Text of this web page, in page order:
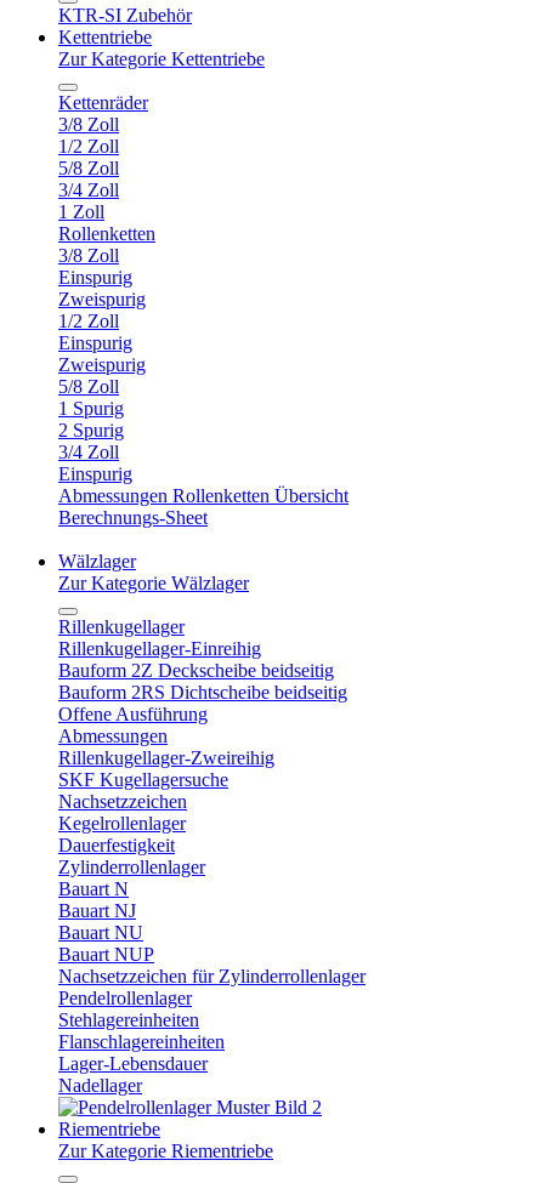
KTR-SI Zubehör
Kettentriebe
Zur Kategorie Kettentriebe
Kettenräder
3/8 Zoll
1/2 Zoll
5/8 Zoll
3/4 Zoll
1 Zoll
Rollenketten
3/8 Zoll
Einspurig
Zweispurig
1/2 Zoll
Einspurig
Zweispurig
5/8 Zoll
1 Spurig
2 Spurig
3/4 Zoll
Einspurig
Abmessungen Rollenketten Übersicht
Berechnungs-Sheet
Wälzlager
Zur Kategorie Wälzlager
Rillenkugellager
Rillenkugellager-Einreihig
Bauform 2Z Deckscheibe beidseitig
Bauform 2RS Dichtscheibe beidseitig
Offene Ausführung
Abmessungen
Rillenkugellager-Zweireihig
SKF Kugellagersuche
Nachsetzzeichen
Kegelrollenlager
Dauerfestigkeit
Zylinderrollenlager
Bauart N
Bauart NJ
Bauart NU
Bauart NUP
Nachsetzzeichen für Zylinderrollenlager
Pendelrollenlager
Stehlagereinheiten
Flanschlagereinheiten
Lager-Lebensdauer
Nadellager
Riementriebe
Zur Kategorie Riementriebe